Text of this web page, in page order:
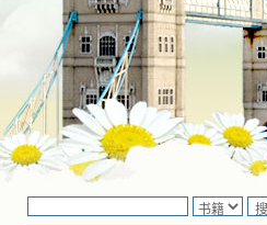
小德兰爱心书屋最新公告 有一天，我
做了一个奇怪的梦，至今让我难忘。
梦中，我看到一本打开的用石头做的
书，我用舌头去舔它，觉得有一种甜
味，我就更用力去舔，最后从这本书